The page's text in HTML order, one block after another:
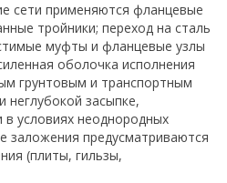
сети применяются фланцевые
тройники; переход на сталь
муфты и фланцевые узлы
оболочка исполнения
грунтовым и транспортным
неглубокой засыпке,
в условиях неоднородных
заложения предусматриваются
(плиты, гильзы,